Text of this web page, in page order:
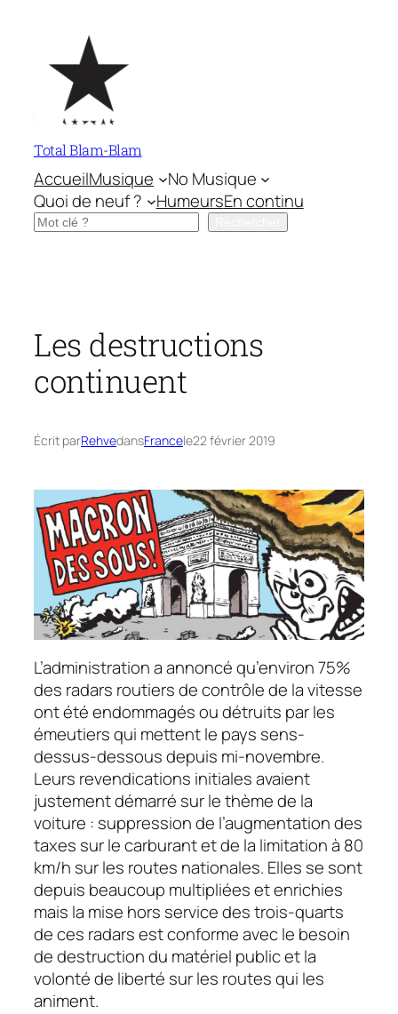
contenu
Total Blam-Blam
AccueilMusique
No Musique
Quoi de neuf ?
HumeursEn continu
Rechercher
Les destructions
continuent
Écrit parRehvedansFrancele22 février 2019
L’administration a annoncé qu’environ 75%
des radars routiers de contrôle de la vitesse
ont été endommagés ou détruits par les
émeutiers qui mettent le pays sens-
dessus-dessous depuis mi-novembre.
Leurs revendications initiales avaient
justement démarré sur le thème de la
voiture : suppression de l’augmentation des
taxes sur le carburant et de la limitation à 80
km/h sur les routes nationales. Elles se sont
depuis beaucoup multipliées et enrichies
mais la mise hors service des trois-quarts
de ces radars est conforme avec le besoin
de destruction du matériel public et la
volonté de liberté sur les routes qui les
animent.